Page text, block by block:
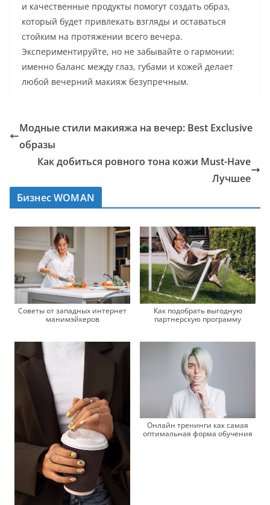
и качественные продукты помогут создать образ,
который будет привлекать взгляды и оставаться
стойким на протяжении всего вечера.
Экспериментируйте, но не забывайте о гармонии:
именно баланс между глаз, губами и кожей делает
любой вечерний макияж безупречным.
Модные стили макияжа на вечер: Best Exclusive
образы
Как добиться ровного тона кожи Must-Have
Лучшее
Бизнес WOMAN
Советы от западных интернет
манимэйкеров
Как подобрать выгодную
партнерскую программу
Онлайн тренинги как самая
оптимальная форма обучения